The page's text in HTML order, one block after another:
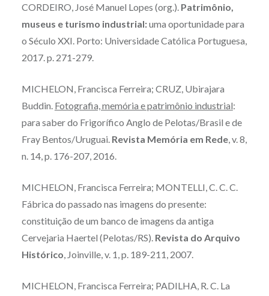
CORDEIRO, José Manuel Lopes (org.). Patrimônio,
museus e turismo industrial:uma oportunidade para
o Século XXI. Porto: Universidade Católica Portuguesa,
2017. p. 271-279.
MICHELON, Francisca Ferreira; CRUZ, Ubirajara
Buddin. Fotografia, memória e patrimônio industrial:
para saber do Frigorífico Anglo de Pelotas/Brasil e de
Fray Bentos/Uruguai. Revista Memória em Rede, v. 8,
n. 14, p. 176-207, 2016.
MICHELON, Francisca Ferreira; MONTELLI, C. C. C.
Fábrica do passado nas imagens do presente:
constituição de um banco de imagens da antiga
Cervejaria Haertel (Pelotas/RS). Revista do Arquivo
Histórico, Joinville, v. 1, p. 189-211, 2007.
MICHELON, Francisca Ferreira; PADILHA, R. C. La